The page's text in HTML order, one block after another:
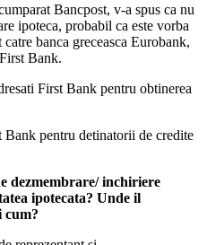
Bancpost, v-a spus ca nu
ipoteca, probabil ca este vorba
banca greceasca Eurobank,
Bank.
First Bank pentru obtinerea
pentru detinatorii de credite
dezmembrare/ inchiriere
ipotecata? Unde il
cum?